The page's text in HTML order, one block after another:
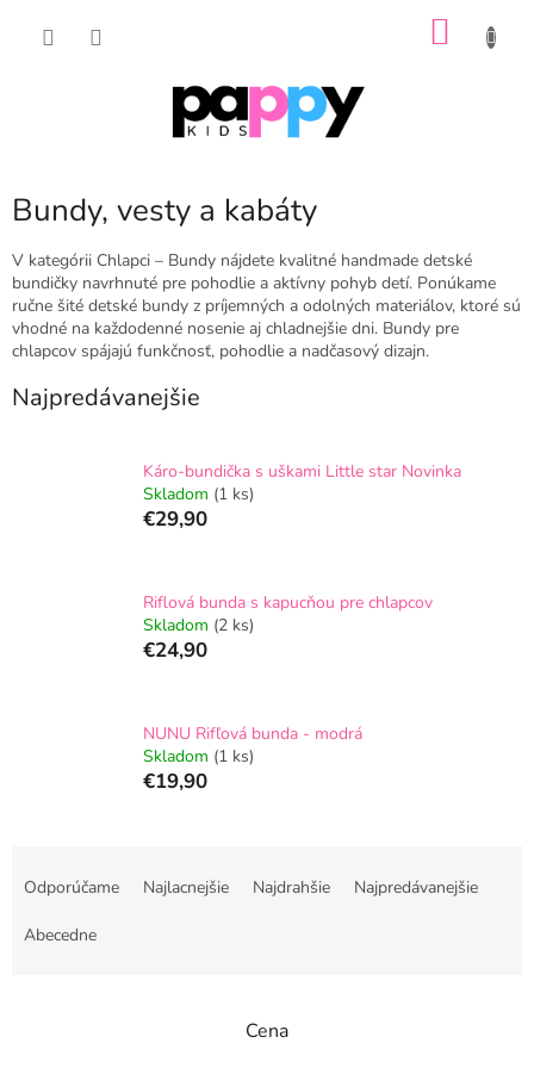
Bundy, vesty a kabáty
V kategórii Chlapci – Bundy nájdete kvalitné handmade detské
bundičky navrhnuté pre pohodlie a aktívny pohyb detí. Ponúkame
ručne šité detské bundy z príjemných a odolných materiálov, ktoré sú
vhodné na každodenné nosenie aj chladnejšie dni. Bundy pre
chlapcov spájajú funkčnosť, pohodlie a nadčasový dizajn.
Najpredávanejšie
Káro-bundička s uškami Little star Novinka
Skladom (1 ks)
€29,90
Riflová bunda s kapucňou pre chlapcov
Skladom (2 ks)
€24,90
NUNU Rifľová bunda - modrá
Skladom (1 ks)
€19,90
Odporúčame Najlacnejšie Najdrahšie Najpredávanejšie
Abecedne
Cena